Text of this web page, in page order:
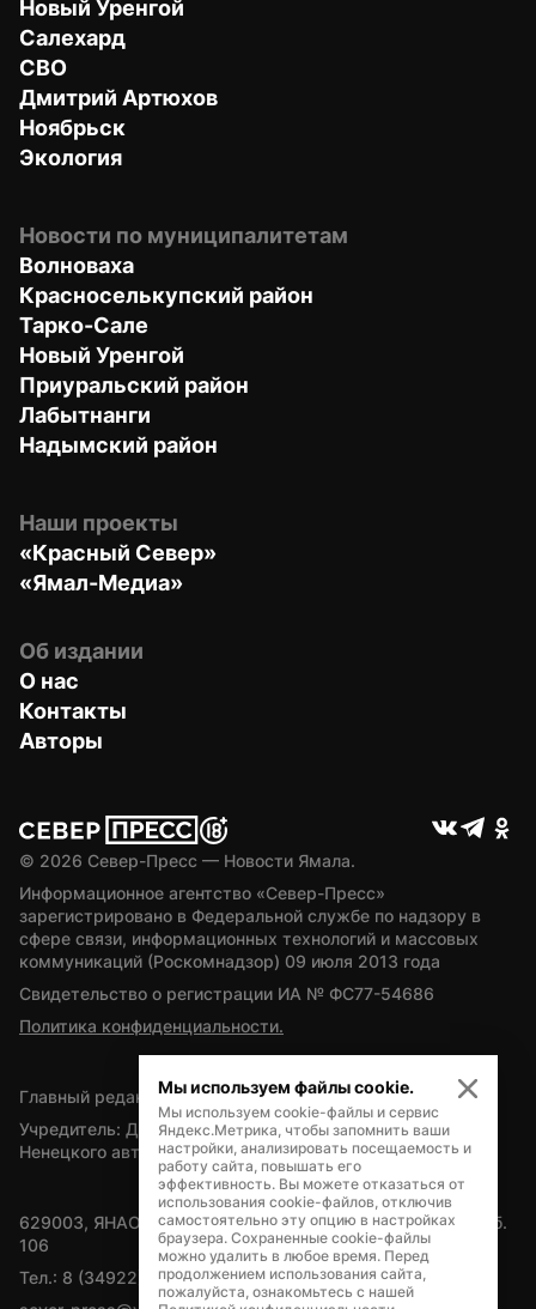
Новый Уренгой
Салехард
СВО
Дмитрий Артюхов
Ноябрьск
Экология
Новости по муниципалитетам
Волноваха
Красноселькупский район
Тарко-Сале
Новый Уренгой
Приуральский район
Лабытнанги
Надымский район
Наши проекты
«Красный Север»
«Ямал-Медиа»
Об издании
О нас
Контакты
Авторы
© 2026 Север-Пресс — Новости Ямала.
Информационное агентство «Север-Пресс»
зарегистрировано в Федеральной службе по надзору в
сфере связи, информационных технологий и массовых
коммуникаций (Роскомнадзор) 09 июля 2013 года
Свидетельство о регистрации ИА № ФС77-54686
Политика конфиденциальности.
Главный редактор — А.Л. Поздеев
Учредитель: Департамент внутренней политики Ямало-
Ненецкого автономного округа
629003, ЯНАО, Салехард, мкр. Богдана Кнунянца, д.1, каб.
106
Тел.: 8 (34922) 71262
Мы используем файлы cookie.
Мы используем cookie-файлы и сервис
Яндекс.Метрика, чтобы запомнить ваши
настройки, анализировать посещаемость и
работу сайта, повышать его
эффективность. Вы можете отказаться от
использования cookie-файлов, отключив
самостоятельно эту опцию в настройках
браузера. Сохраненные cookie-файлы
можно удалить в любое время. Перед
продолжением использования сайта,
пожалуйста, ознакомьтесь с нашей